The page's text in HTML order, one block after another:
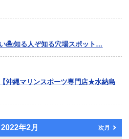
🏝️知る人ぞ知る穴場スポット…
沖縄マリンスポーツ専門店★水納島
2022年2月 次月